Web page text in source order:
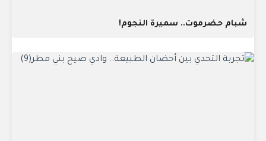
شبام حضرموت.. سميرة النجوم!